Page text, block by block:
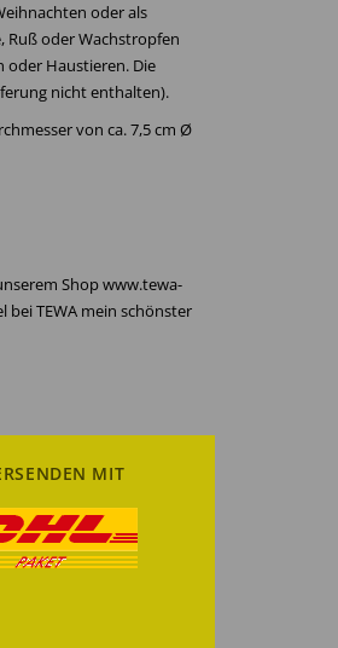
oder als
Ruß oder Wachstropfen
oder Haustieren. Die
nicht enthalten).
von ca. 7,5 cm Ø
Shop www.tewa-
bei TEWA mein schönster
MIT